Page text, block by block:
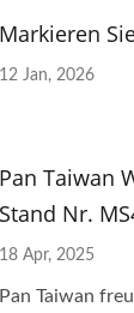
Markieren
12 Jan, 2026
Pan Taiwan
Stand Nr.
18 Apr, 2025
Pan Taiwan